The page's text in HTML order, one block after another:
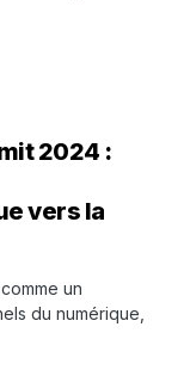
2024 :
vers la
un
du numérique,